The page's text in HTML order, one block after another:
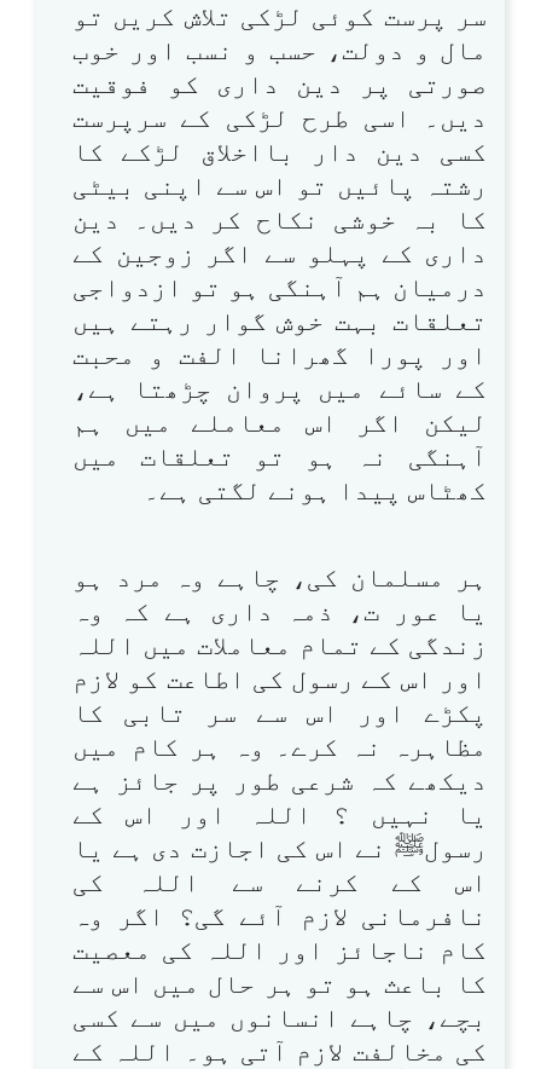
سر پرست کوئی لڑکی تلاش کریں تو
مال و دولت، حسب و نسب اور خوب
صورتی پر دین داری کو فوقیت
دیں۔ اسی طرح لڑکی کے سرپرست
کسی دین دار بااخلاق لڑکے کا
رشتہ پائیں تو اس سے اپنی بیٹی
کا بہ خوشی نکاح کر دیں۔ دین
داری کے پہلو سے اگر زوجین کے
درمیان ہم آہنگی ہو تو ازدواجی
تعلقات بہت خوش گوار رہتے ہیں
اور پورا گھرانا الفت و محبت
کے سائے میں پروان چڑھتا ہے،
لیکن اگر اس معاملے میں ہم
آہنگی نہ ہو تو تعلقات میں
کھٹاس پیدا ہونے لگتی ہے۔
ہر مسلمان کی، چاہے وہ مرد ہو
یا عور ت، ذمہ داری ہے کہ وہ
زندگی کے تمام معاملات میں اللہ
اور اس کے رسول کی اطاعت کو لازم
پکڑے اور اس سے سر تابی کا
مظاہرہ نہ کرے۔ وہ ہر کام میں
دیکھے کہ شرعی طور پر جائز ہے
یا نہیں ؟ اللہ اور اس کے
رسولﷺ نے اس کی اجازت دی ہے یا
اس کے کرنے سے اللہ کی
نافرمانی لازم آئے گی؟ اگر وہ
کام ناجائز اور اللہ کی معصیت
کا باعث ہو تو ہر حال میں اس سے
بچے، چاہے انسانوں میں سے کسی
کی مخالفت لازم آتی ہو۔ اللہ کے